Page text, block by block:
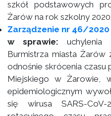
szkół podstawowych
Żarów na rok szkolny
Zarządzenie nr 46/2020
w sprawie: uchylenia
Burmistrza miasta Żarów
odnośnie skrócenia
Miejskiego w Żarowie,
epidemiologicznym
się wirusa SARS-